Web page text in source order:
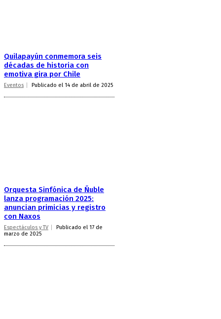
Quilapayún conmemora seis
décadas de historia con
emotiva gira por Chile
Eventos Publicado el 14 de abril de 2025
Orquesta Sinfónica de Ñuble
lanza programación 2025:
anuncian primicias y registro
con Naxos
Espectáculos y TV
Publicado el 17 de
marzo de 2025